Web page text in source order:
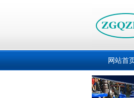
网站首